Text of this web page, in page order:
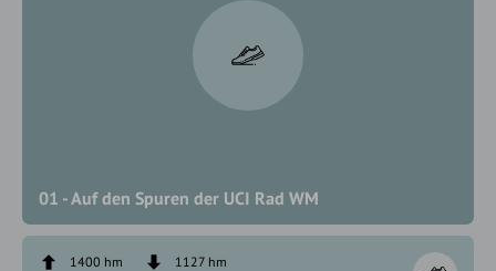
01 - Auf den Spuren der UCI Rad WM
1400 hm
1127 hm